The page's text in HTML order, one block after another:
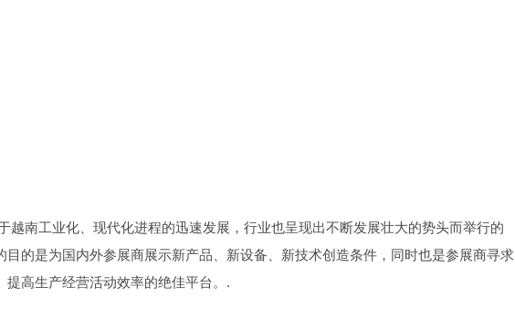
越南工业化、现代化进程的迅速发展，行业也呈现出不断发展壮大的势头而举行的
的是为国内外参展商展示新产品、新设备、新技术创造条件，同时也是参展商寻求
高生产经营活动效率的绝佳平台。.